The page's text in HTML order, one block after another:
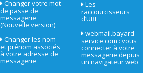
Changer votre mot
de passe de
messagerie
(Nouvelle version)
Changer les nom
et prénom associés
à votre adresse de
messagerie
Les
raccourcisseurs
d’URL
webmail.bayard-
service.com : vous
connecter à votre
messagerie depuis
un navigateur web